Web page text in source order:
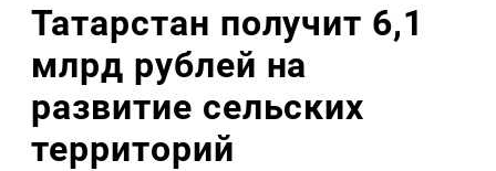
Татарстан получит 6,1
млрд рублей на
развитие сельских
территорий